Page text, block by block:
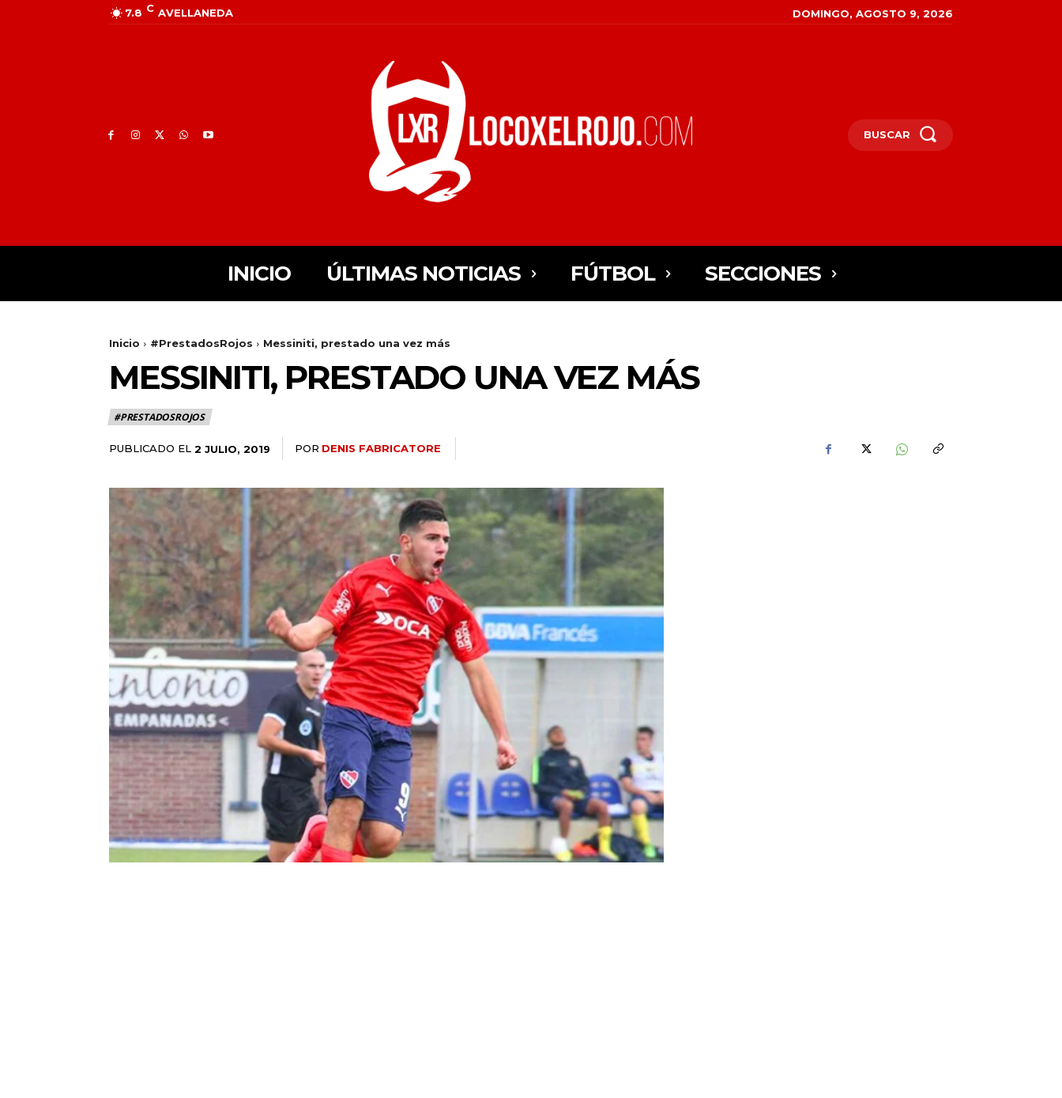
7.8 C AVELLANEDA DOMINGO, AGOSTO 9, 2026
BUSCAR
INICIO ÚLTIMAS NOTICIAS FÚTBOL SECCIONES
Inicio #PrestadosRojos Messiniti, prestado una vez más
MESSINITI, PRESTADO UNA VEZ MÁS
#PRESTADOSROJOS
PUBLICADO EL 2 JULIO, 2019 POR DENIS FABRICATORE